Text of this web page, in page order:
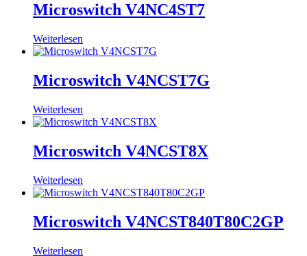
Microswitch V4NC4ST7
Weiterlesen
Microswitch V4NCST7G
Weiterlesen
Microswitch V4NCST8X
Weiterlesen
Microswitch V4NCST840T80C2GP
Weiterlesen